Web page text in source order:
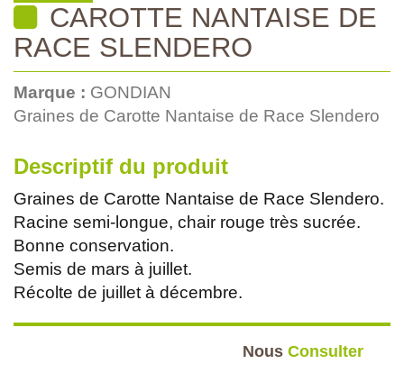
CAROTTE NANTAISE DE
RACE SLENDERO
Marque : GONDIAN
Graines de Carotte Nantaise de Race Slendero
Descriptif du produit
Graines de Carotte Nantaise de Race Slendero.
Racine semi-longue, chair rouge très sucrée.
Bonne conservation.
Semis de mars à juillet.
Récolte de juillet à décembre.
Nous Consulter